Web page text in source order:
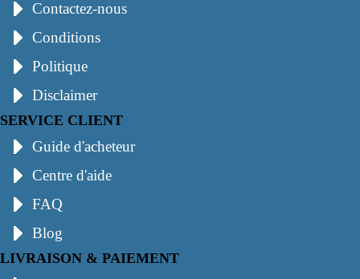
Contactez-nous
Conditions
Politique
Disclaimer
SERVICE CLIENT
Guide d'acheteur
Centre d'aide
FAQ
Blog
LIVRAISON & PAIEMENT